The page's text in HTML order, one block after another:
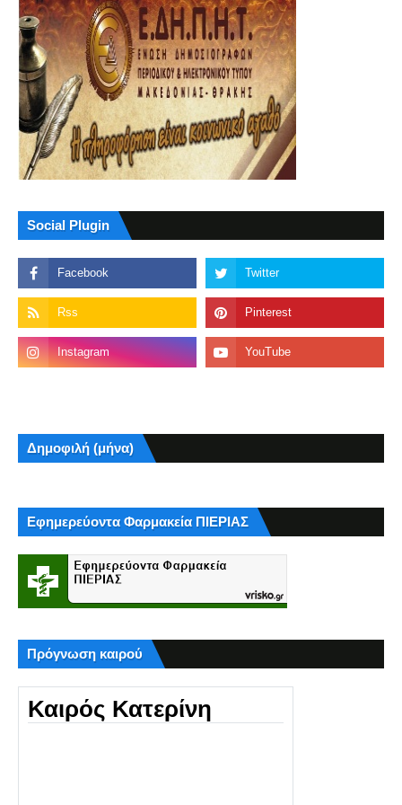
Social Plugin
Δημοφιλή (μήνα)
Εφημερεύοντα Φαρμακεία ΠΙΕΡΙΑΣ
Πρόγνωση καιρού
Καιρός Κατερίνη